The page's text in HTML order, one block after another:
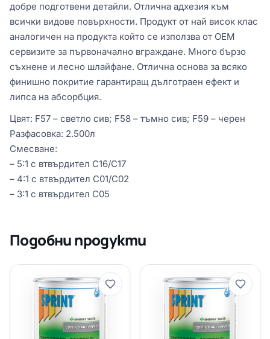
добре подготвени детайли. Отлична адхезия към
всички видове повърхности. Продукт от най висок клас
аналогичен на продукта който се използва от ОЕМ
сервизите за първоначално вграждане. Много бързо
съхнене и лесно шлайфане. Отлична основа за всяко
финишно покритие гарантиращ дълготраен ефект и
липса на абсорбция.
Цвят: F57 – светло сив; F58 – тъмно сив; F59 – черен
Разфасовка: 2.500л
Смесване:
– 5:1 с втвърдител C16/C17
– 4:1 с втвърдител C01/C02
– 3:1 с втвърдител C05
Подобни продукти